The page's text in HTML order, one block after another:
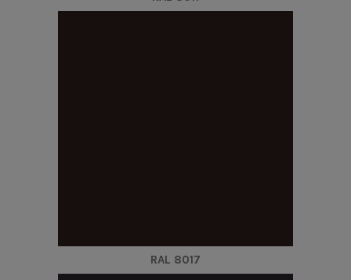
RAL 8017